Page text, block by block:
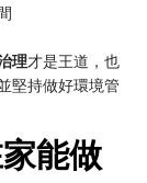
理才是王道，也
堅持做好環境管
能做